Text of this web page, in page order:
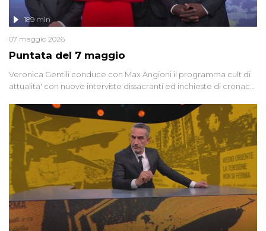
Puntata del 7 maggio
189 min
07 maggio 2026
Veronica Gentili conduce con Max Angioni il programma cult di
attualita' con nuove interviste dissacranti ed inchieste di cronaca